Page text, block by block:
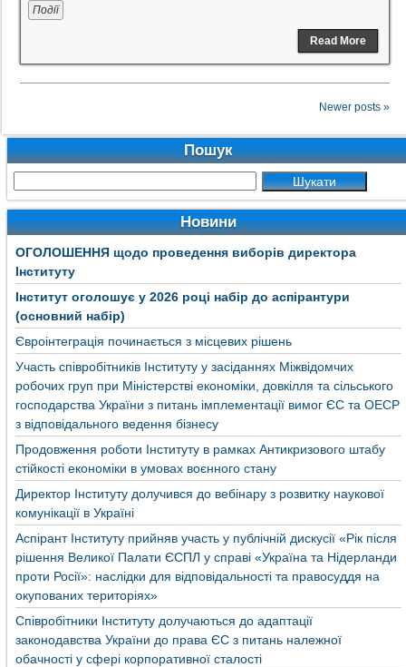
Події
Read More
Newer posts »
Пошук
Новини
ОГОЛОШЕННЯ щодо проведення виборів директора
Інституту
Інститут оголошує у 2026 році набір до аспірантури
(основний набір)
Євроінтеграція починається з місцевих рішень
Участь співробітників Інституту у засіданнях Міжвідомчих
робочих груп при Міністерстві економіки, довкілля та сільського
господарства України з питань імплементації вимог ЄС та ОЕСР
з відповідального ведення бізнесу
Продовження роботи Інституту в рамках Антикризового штабу
стійкості економіки в умовах воєнного стану
Директор Інституту долучився до вебінару з розвитку наукової
комунікації в Україні
Аспірант Інституту прийняв участь у публічній дискусії «Рік після
рішення Великої Палати ЄСПЛ у справі «Україна та Нідерланди
проти Росії»: наслідки для відповідальності та правосуддя на
окупованих територіях»
Співробітники Інституту долучаються до адаптації
законодавства України до права ЄС з питань належної
обачності у сфері корпоративної сталості